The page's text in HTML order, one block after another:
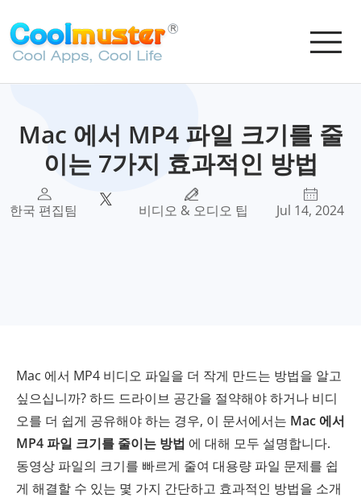
Mac 에서 MP4 파일 크기를 줄
이는 7가지 효과적인 방법
한국 편집팀 비디오 & 오디오 팁 Jul 14, 2024
Mac 에서 MP4 비디오 파일을 더 작게 만드는 방법을 알고
싶으십니까? 하드 드라이브 공간을 절약해야 하거나 비디
오를 더 쉽게 공유해야 하는 경우, 이 문서에서는 Mac 에서
MP4 파일 크기를 줄이는 방법 에 대해 모두 설명합니다.
동영상 파일의 크기를 빠르게 줄여 대용량 파일 문제를 쉽
게 해결할 수 있는 몇 가지 간단하고 효과적인 방법을 소개